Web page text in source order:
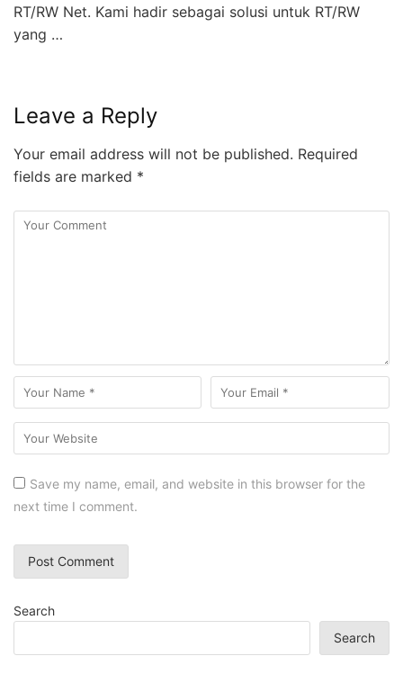
RT/RW Net. Kami hadir sebagai solusi untuk RT/RW
yang …
Leave a Reply
Your email address will not be published. Required
fields are marked *
Save my name, email, and website in this browser for the
next time I comment.
Search
Search